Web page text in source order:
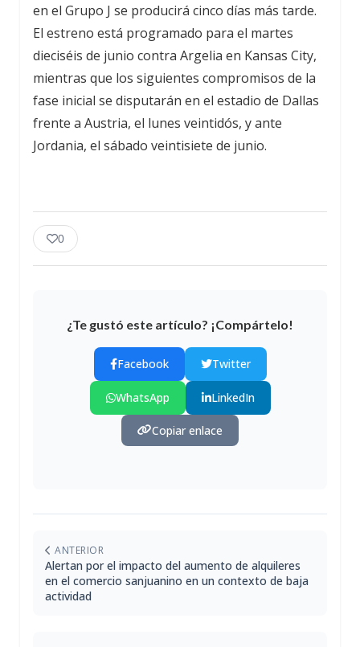
en el Grupo J se producirá cinco días más tarde.
El estreno está programado para el martes
dieciséis de junio contra Argelia en Kansas City,
mientras que los siguientes compromisos de la
fase inicial se disputarán en el estadio de Dallas
frente a Austria, el lunes veintidós, y ante
Jordania, el sábado veintisiete de junio.
0
¿Te gustó este artículo? ¡Compártelo!
Facebook Twitter
WhatsApp LinkedIn
Copiar enlace
ANTERIOR
Alertan por el impacto del aumento de alquileres
en el comercio sanjuanino en un contexto de baja
actividad